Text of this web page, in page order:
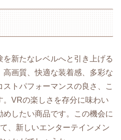
を新たなレベルへと引き上げる
画質、快適な装着感、多彩な
トパフォーマンスの良さ、こ
。VRの楽しさを存分に味わい
したい商品です。この機会に
、新しいエンターテインメン